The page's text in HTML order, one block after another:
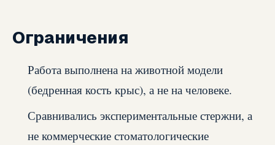
Ограничения
Работа выполнена на животной модели
(бедренная кость крыс), а не на человеке.
Сравнивались экспериментальные стержни, а
не коммерческие стоматологические